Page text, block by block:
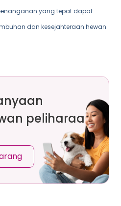
yang tepat dapat
dan kesejahteraan hewan
peliharaan